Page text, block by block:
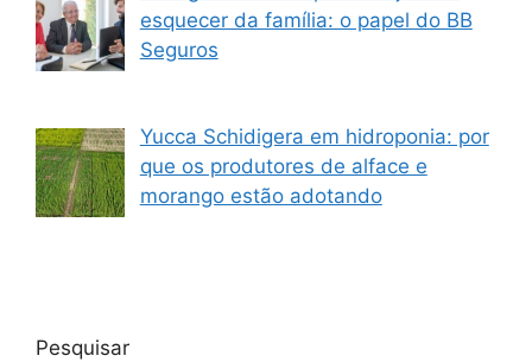
esquecer da família: o papel do BB
Seguros
Yucca Schidigera em hidroponia: por
que os produtores de alface e
morango estão adotando
Pesquisar